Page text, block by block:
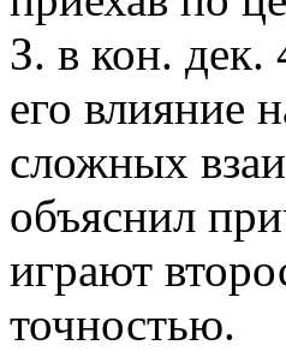
З. в кон. дек.
его влияние
сложных
объяснил
играют
точностью.